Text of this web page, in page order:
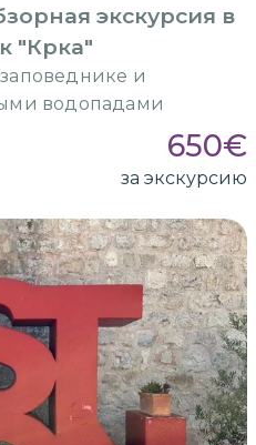
экскурсия в
"Крка"
и
водопадами
650€
за экскурсию